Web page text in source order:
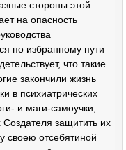
стороны этой
на опасность
по избранному пути
что такие
закончили жизнь
в психиатрических
и маги-самоучки;
Создателя защитить их
своею отсебятиной